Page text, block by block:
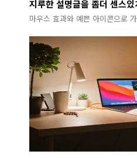
지루한 설명글을 좀더 센스있
마우스 효과와 예쁜 아이콘으로